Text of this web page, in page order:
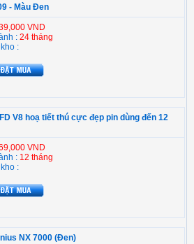
- Màu Đen
VND
: 24 tháng
:
V8 hoạ tiết thú cực đẹp pin dùng đến 12
VND
: 12 tháng
:
NX 7000 (Đen)